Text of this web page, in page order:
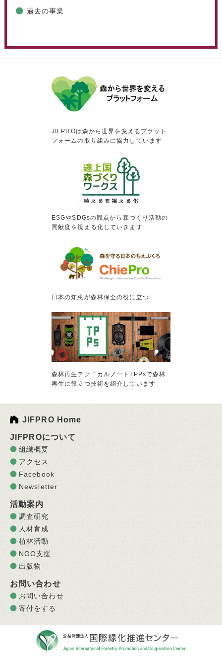
過去の事業
JIFPROは森から世界を変えるプラット
フォームの取り組みに協力しています
ESGやSDGsの観点から森づくり活動の
貢献度を視える化していきます
日本の知恵が森林保全の役に立つ
森林再生テクニカルノートTPPsで森林
再生に役立つ技術を紹介しています
JIFPRO Home
JIFPROについて
組織概要
アクセス
Facebook
Newsletter
活動案内
調査研究
人材育成
植林活動
NGO支援
出版物
お問い合わせ
お問い合わせ
寄付をする